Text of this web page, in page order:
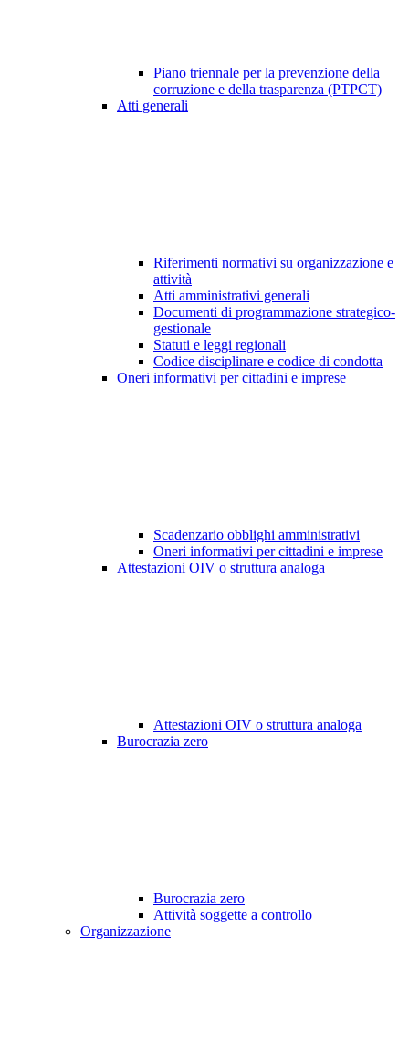
Piano triennale per la prevenzione della
corruzione e della trasparenza (PTPCT)
Atti generali
Riferimenti normativi su organizzazione e
attività
Atti amministrativi generali
Documenti di programmazione strategico-
gestionale
Statuti e leggi regionali
Codice disciplinare e codice di condotta
Oneri informativi per cittadini e imprese
Scadenzario obblighi amministrativi
Oneri informativi per cittadini e imprese
Attestazioni OIV o struttura analoga
Attestazioni OIV o struttura analoga
Burocrazia zero
Burocrazia zero
Attività soggette a controllo
Organizzazione